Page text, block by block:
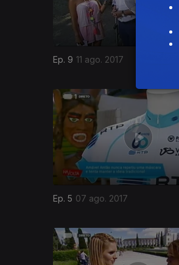
Ep. 9 11 ago. 2017
Ep. 5 07 ago. 2017
301246
301105